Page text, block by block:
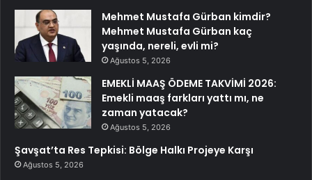
Mehmet Mustafa Gürban kimdir?
Mehmet Mustafa Gürban kaç
yaşında, nereli, evli mi?
Ağustos 5, 2026
EMEKLİ MAAŞ ÖDEME TAKVİMİ 2026:
Emekli maaş farkları yattı mı, ne
zaman yatacak?
Ağustos 5, 2026
Şavşat’ta Res Tepkisi: Bölge Halkı Projeye Karşı
Ağustos 5, 2026